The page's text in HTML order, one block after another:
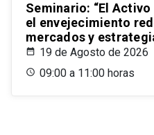
Seminario: “El
el envejecimiento
mercados y
19 de Agosto de 2026
09:00 a 11:00 horas